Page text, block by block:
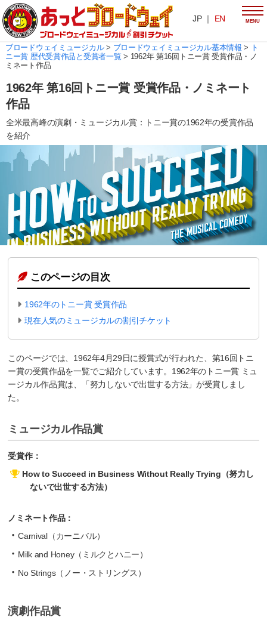
JP ｜ EN MENU
ブロードウェイミュージカル> ブロードウェイミュージカル基本情報 >
ト
ニー賞 歴代受賞作品と受賞者一覧 > 1962年 第16回トニー賞 受賞作品・ノ
ミネート作品
1962年 第16回トニー賞 受賞作品・ノミネート
作品
全米最高峰の演劇・ミュージカル賞：トニー賞の1962年の受賞作品
を紹介
このページの目次
1962年のトニー賞 受賞作品
現在人気のミュージカルの割引チケット
このページでは、1962年4月29日に授賞式が行われた、第16回トニ
ー賞の受賞作品を一覧でご紹介しています。1962年のトニー賞 ミュ
ージカル作品賞は、「努力しないで出世する方法」が受賞しまし
た。
ミュージカル作品賞
受賞作：
How to Succeed in Business Without Really Trying（努力し
ないで出世する方法）
ノミネート作品：
Carnival（カーニバル）
Milk and Honey（ミルクとハニー）
No Strings（ノー・ストリングス）
演劇作品賞